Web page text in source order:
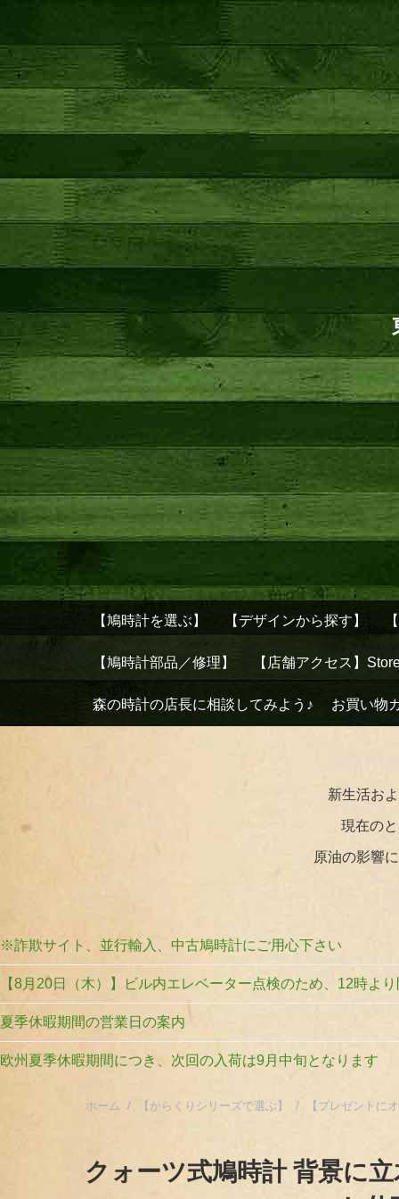
【鳩時計を選ぶ】 【デザインから探す】
【鳩時計部品／修理】 【店舗アクセス】
森の時計の店長に相談してみよう♪ お買い物
新生活お
現在の
原油の影響
※詐欺サイト、並行輸入、中古鳩時計にご用心下さい
【8月20日（木）】ビル内エレベーター点検のため、12時よ
夏季休暇期間の営業日の案内
欧州夏季休暇期間につき、次回の入荷は9月中旬となります
ホーム / 【からくりシリーズで選ぶ】 / 【プレゼントに
クォーツ式鳩時計 背景に